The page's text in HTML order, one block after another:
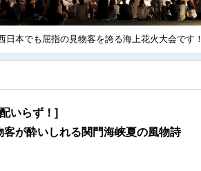
日本でも屈指の見物客を誇る海上花火大会です！
いらず！]
が酔いしれる関門海峡夏の風物詩